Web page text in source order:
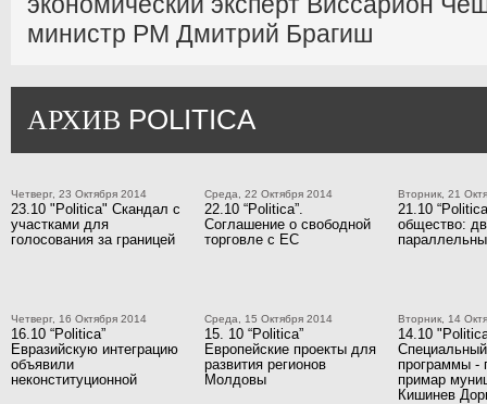
министр РМ Дмитрий Брагиш
АРХИВ POLITICA
Четверг, 23 Октября 2014
23.10 "Politica" Скандал с
участками для
голосования за границей
Среда, 22 Октября 2014
22.10 “Politica”.
Соглашение о свободной
торговле с ЕС
Вторник, 21
21.10
общество:
Четверг, 16 Октября 2014
16.10 “Politica”
Евразийскую интеграцию
объявили
неконституционной
Среда, 15 Октября 2014
15. 10 “Politica”
Европейские проекты для
развития регионов
Молдовы
Вторник, 14
14.10
Специальный
программы -
примар
Кишинев